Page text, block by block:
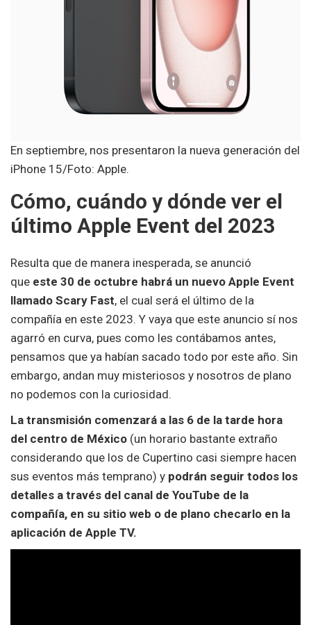
En septiembre, nos presentaron la nueva generación del
iPhone 15/Foto: Apple.
Cómo, cuándo y dónde ver el
último Apple Event del 2023
Resulta que de manera inesperada, se anunció
que este 30 de octubre habrá un nuevo Apple Event
llamado Scary Fast, el cual será el último de la
compañía en este 2023. Y vaya que este anuncio sí nos
agarró en curva, pues como les contábamos antes,
pensamos que ya habían sacado todo por este año. Sin
embargo, andan muy misteriosos y nosotros de plano
no podemos con la curiosidad.
La transmisión comenzará a las 6 de la tarde hora
del centro de México (un horario bastante extraño
considerando que los de Cupertino casi siempre hacen
sus eventos más temprano) y podrán seguir todos los
detalles a través del canal de YouTube de la
compañía, en su sitio web o de plano checarlo en la
aplicación de Apple TV.